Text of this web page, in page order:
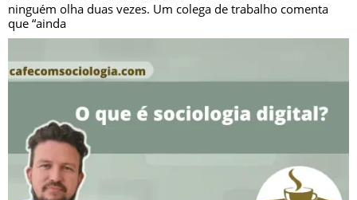
ninguém olha duas vezes. Um colega de trabalho comenta
que “ainda